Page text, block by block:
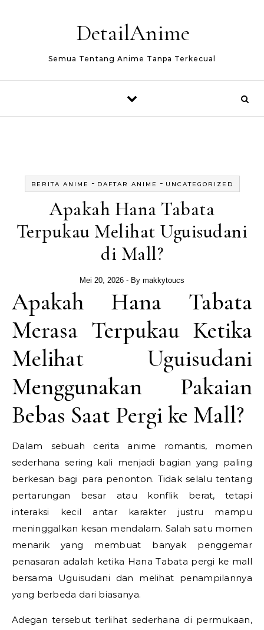
DetailAnime
Semua Tentang Anime Tanpa Terkecual
BERITA ANIME - DAFTAR ANIME - UNCATEGORIZED
Apakah Hana Tabata
Terpukau Melihat Uguisudani
di Mall?
Mei 20, 2026 - By makkytoucs
Apakah Hana Tabata
Merasa Terpukau Ketika
Melihat Uguisudani
Menggunakan Pakaian
Bebas Saat Pergi ke Mall?
Dalam sebuah cerita anime romantis, momen
sederhana sering kali menjadi bagian yang paling
berkesan bagi para penonton. Tidak selalu tentang
pertarungan besar atau konflik berat, tetapi
interaksi kecil antar karakter justru mampu
meninggalkan kesan mendalam. Salah satu momen
menarik yang membuat banyak penggemar
penasaran adalah ketika Hana Tabata pergi ke mall
bersama Uguisudani dan melihat penampilannya
yang berbeda dari biasanya.
Adegan tersebut terlihat sederhana di permukaan,